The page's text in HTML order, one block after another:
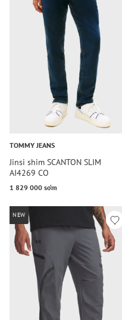
TOMMY JEANS
Jinsi shim SCANTON SLIM
AI4269 CO
1 829 000 so‘m
NEW